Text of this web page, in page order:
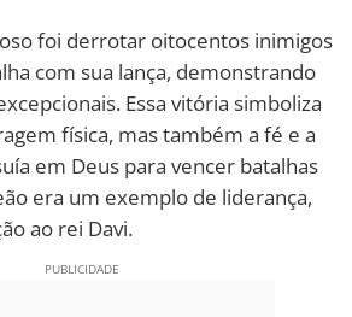
foi derrotar oitocentos inimigos
com sua lança, demonstrando
Essa vitória simboliza
física, mas também a fé e a
em Deus para vencer batalhas
era um exemplo de liderança,
ao rei Davi.